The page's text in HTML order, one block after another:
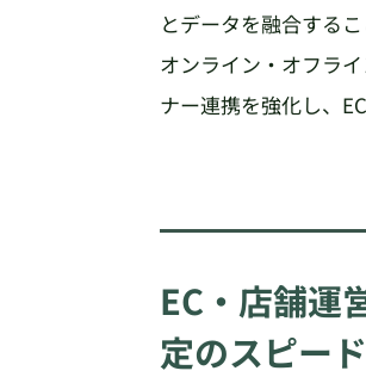
とデータを融合する
オンライン・オフラ
ナー連携を強化し、
EC・店舗運
定のスピー